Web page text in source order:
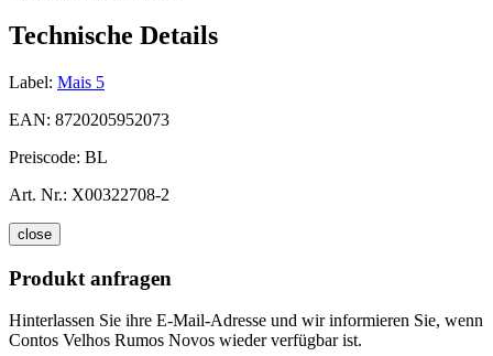
Technische Details
Label: Mais 5
EAN: 8720205952073
Preiscode: BL
Art. Nr.: X00322708-2
close
Produkt anfragen
Hinterlassen Sie ihre E-Mail-Adresse und wir informieren Sie, wenn
Contos Velhos Rumos Novos wieder verfügbar ist.